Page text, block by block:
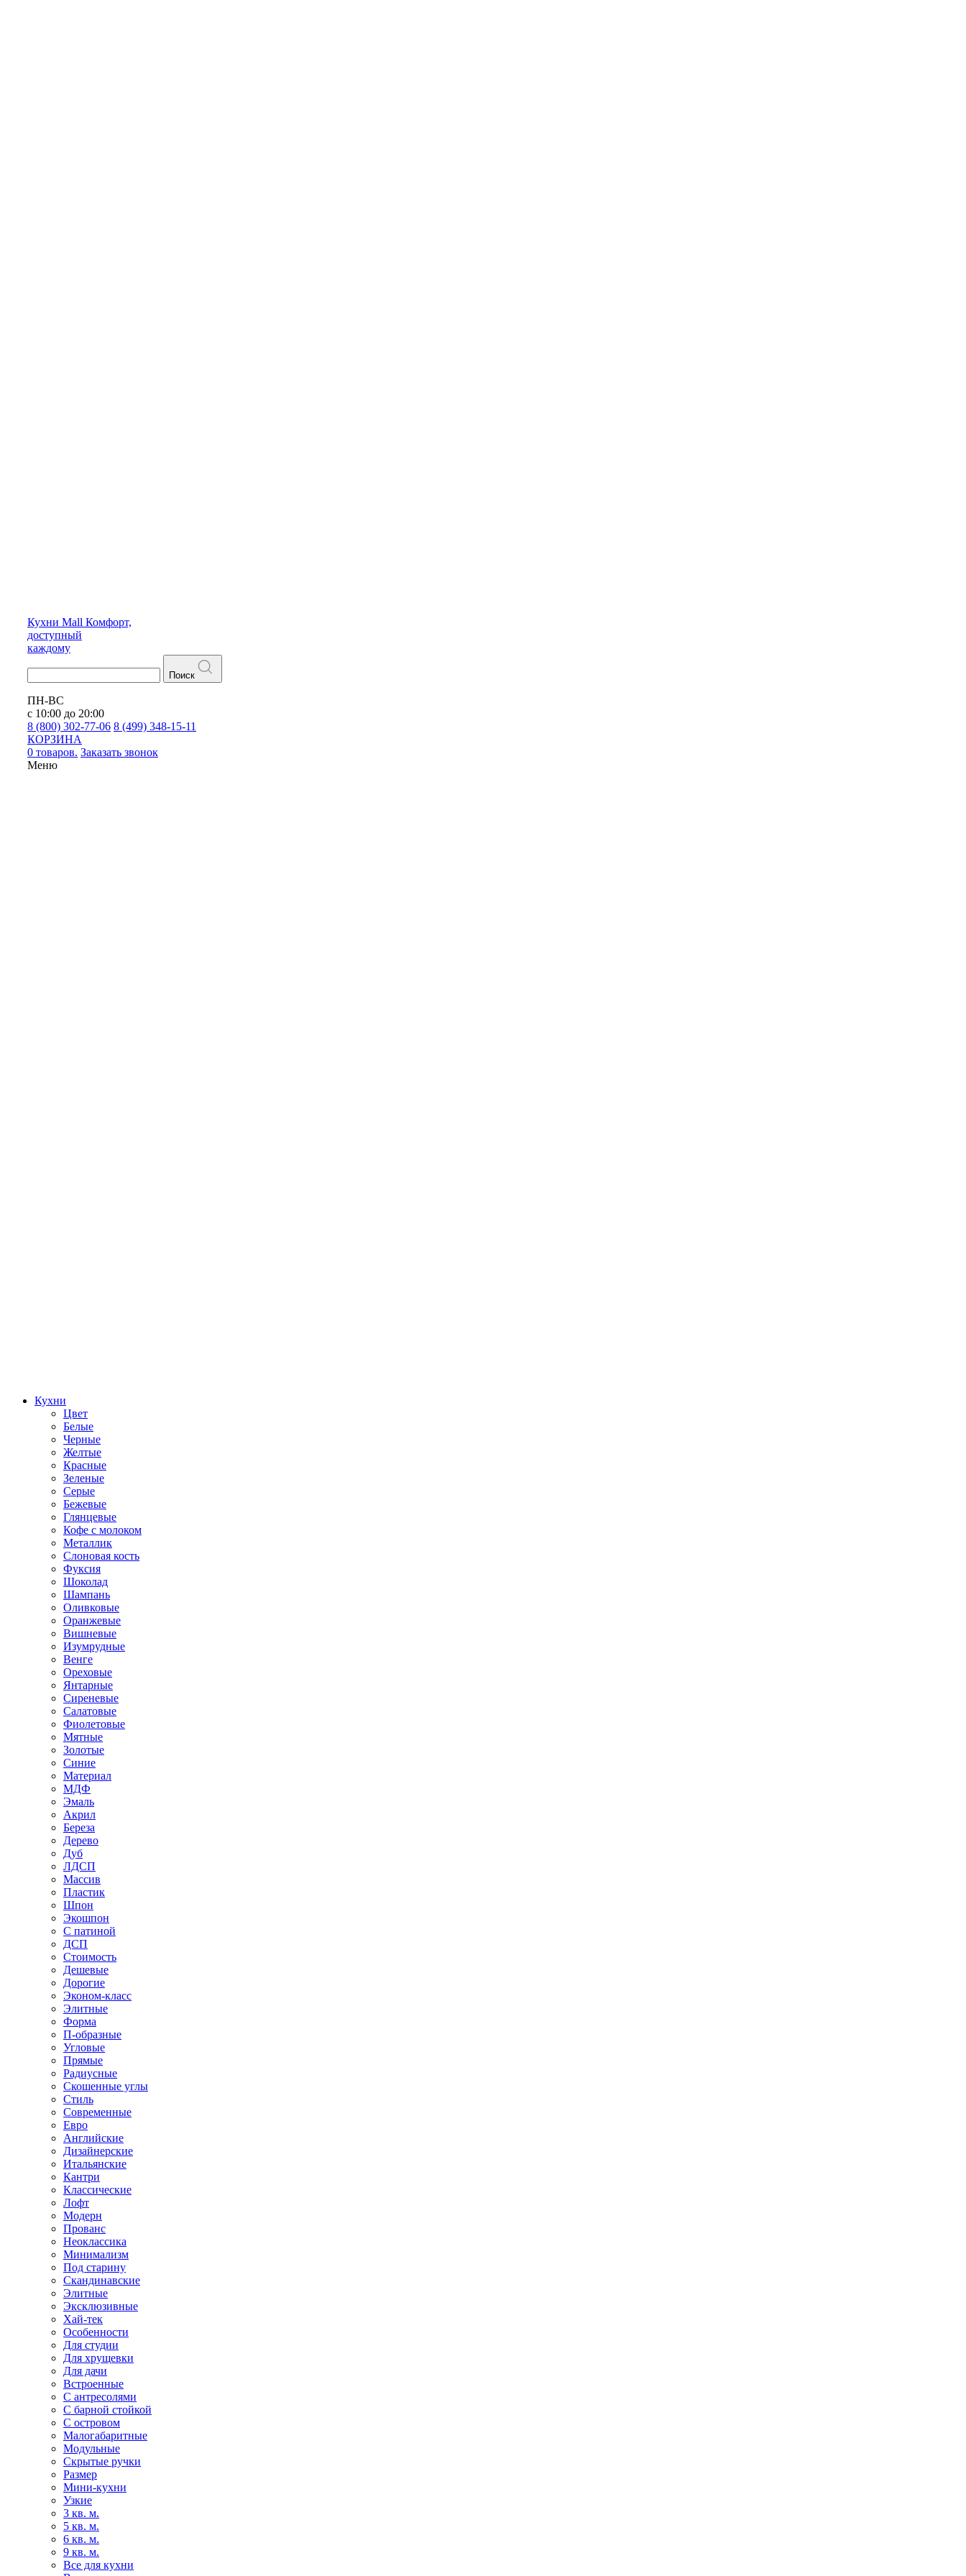
Кухни Mall Комфорт,
доступный
каждому
Поиск
ПН-ВС
с 10:00 до 20:00
8 (800) 302-77-06 8 (499) 348-15-11
КОРЗИНА
0 товаров. Заказать звонок
Меню
Кухни
Цвет
Белые
Черные
Желтые
Красные
Зеленые
Серые
Бежевые
Глянцевые
Кофе с молоком
Металлик
Слоновая кость
Фуксия
Шоколад
Шампань
Оливковые
Оранжевые
Вишневые
Изумрудные
Венге
Ореховые
Янтарные
Сиреневые
Салатовые
Фиолетовые
Мятные
Золотые
Синие
Материал
МДФ
Эмаль
Акрил
Береза
Дерево
Дуб
ЛДСП
Массив
Пластик
Шпон
Экошпон
С патиной
ДСП
Стоимость
Дешевые
Дорогие
Эконом-класс
Элитные
Форма
П-образные
Угловые
Прямые
Радиусные
Скошенные углы
Стиль
Современные
Евро
Английские
Дизайнерские
Итальянские
Кантри
Классические
Лофт
Модерн
Прованс
Неоклассика
Минимализм
Под старину
Скандинавские
Элитные
Эксклюзивные
Хай-тек
Особенности
Для студии
Для хрущевки
Для дачи
Встроенные
С антресолями
С барной стойкой
С островом
Малогабаритные
Модульные
Скрытые ручки
Размер
Мини-кухни
Узкие
3 кв. м.
5 кв. м.
6 кв. м.
9 кв. м.
Все для кухни